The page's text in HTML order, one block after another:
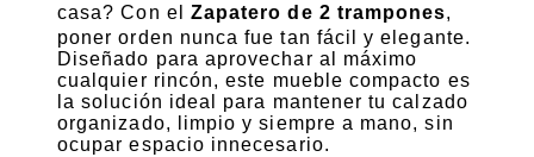
casa? Con el Zapatero de 2 trampones,
poner orden nunca fue tan fácil y elegante.
Diseñado para aprovechar al máximo
cualquier rincón, este mueble compacto es
la solución ideal para mantener tu calzado
organizado, limpio y siempre a mano, sin
ocupar espacio innecesario.